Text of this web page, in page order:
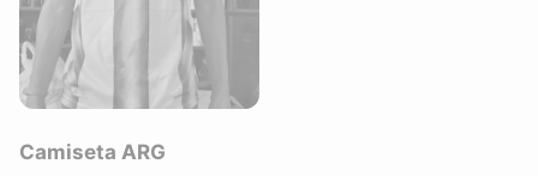
Camiseta ARG